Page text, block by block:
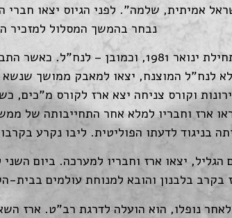
אמיתית, שלמה". לפני הגיוס יצאו חברי
נבחר בהמשך המסלול למזכיר
ארז גויס לצה"ל בתחילת ינואר 1981,
לנח"ל המוצנח, יצאו למאבק ממושך שנשא
וקורס צניחה יצא ארז לקורס מ"כים,
ארז וחבריו למלא אחר התחייבותה של
בניגוד לדעתו הפוליטית. ליבו נקרע
בקרב בלבנון והובא למנוחת עולמים בבית-
לאחר נופלו, הוא הועלה לדרגת רב"ט. ארז